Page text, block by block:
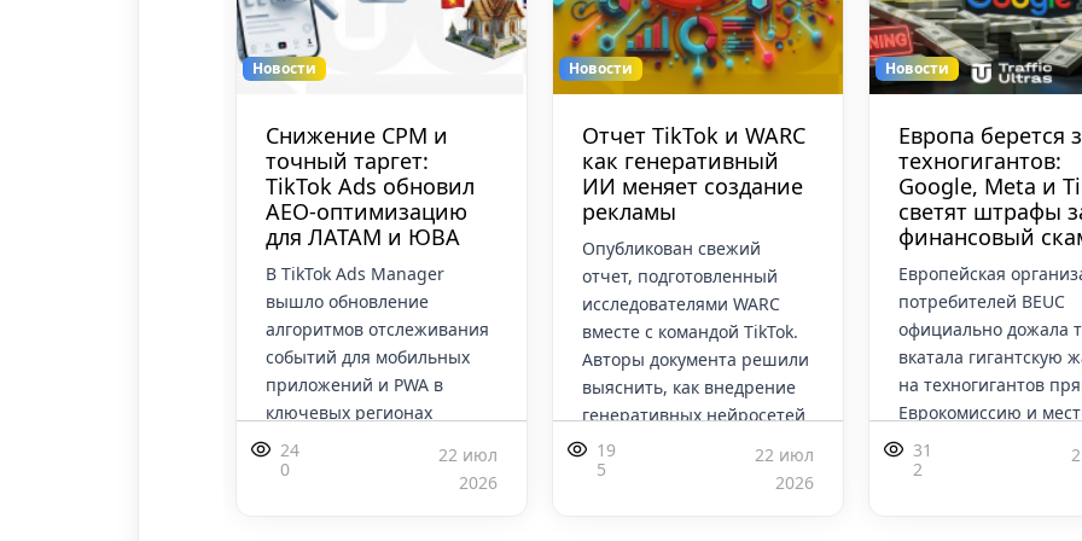
Новости
Снижение CPM и
точный таргет:
TikTok Ads обновил
AEO-оптимизацию
для ЛАТАМ и ЮВА
В TikTok Ads Manager
вышло обновление
алгоритмов отслеживания
событий для мобильных
приложений и PWA в
ключевых регионах
Латинской Америки
(Бразилия, Мексика) и
24
0
22 июл
2026
Новости
Отчет TikTok и WARC
как генеративный
ИИ меняет создание
рекламы
Опубликован свежий
отчет, подготовленный
исследователями WARC
вместе с командой TikTok.
Авторы документа решили
выяснить, как внедрение
генеративных нейросетей
изменило п
19
5
22 июл
2026
Новости
Европа берется
техногигантов:
Google, Meta и
светят штрафы
финансовый
Европейская
потребителей BEUC
официально дожала
вкатала гигантскую
на техногигантов
Еврокомиссию и
регуляторам. Суть
до
31
2